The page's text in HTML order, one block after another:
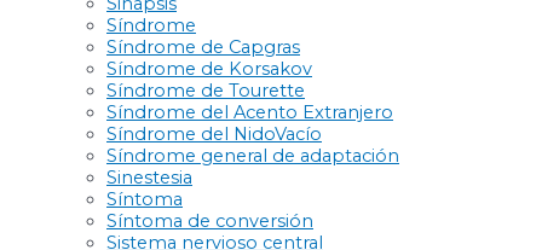
Síndrome
Síndrome de Capgras
Síndrome de Korsakov
Síndrome de Tourette
Síndrome del Acento Extranjero
Síndrome del NidoVacío
Síndrome general de adaptación
Sinestesia
Síntoma
Síntoma de conversión
Sistema nervioso central